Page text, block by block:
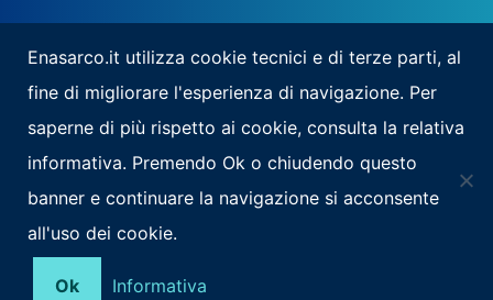
Scarica la nostra app per mobile
Note Legali Privacy
Enasarco.it utilizza cookie tecnici e di terze parti, al
fine di migliorare l'esperienza di navigazione. Per
saperne di più rispetto ai cookie, consulta la relativa
informativa. Premendo Ok o chiudendo questo
banner e continuare la navigazione si acconsente
all'uso dei cookie.
Ok Informativa